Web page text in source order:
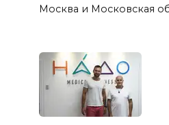
Москва и Московская